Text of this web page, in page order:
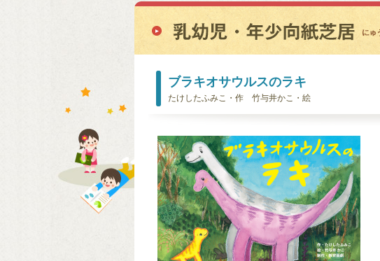
ブラキオサウルスのラキ
たけしたふみこ・作 竹与井かこ・絵